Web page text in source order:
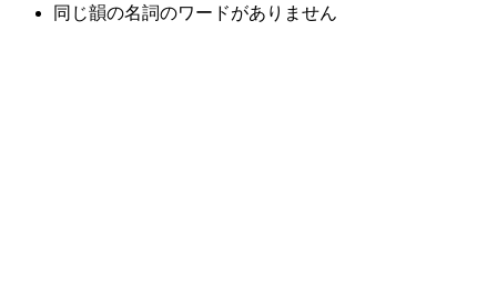
同じ韻の名詞のワードがありません